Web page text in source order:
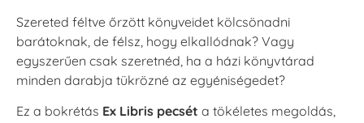
Szereted féltve őrzött könyveidet kölcsönadni
barátoknak, de félsz, hogy elkallódnak? Vagy
egyszerűen csak szeretnéd, ha a házi könyvtárad
minden darabja tükrözné az egyéniségedet?
Ez a bokrétás Ex Libris pecsét a tökéletes megoldás,